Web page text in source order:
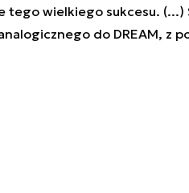
wielkiego sukcesu. (...)
do DREAM, z